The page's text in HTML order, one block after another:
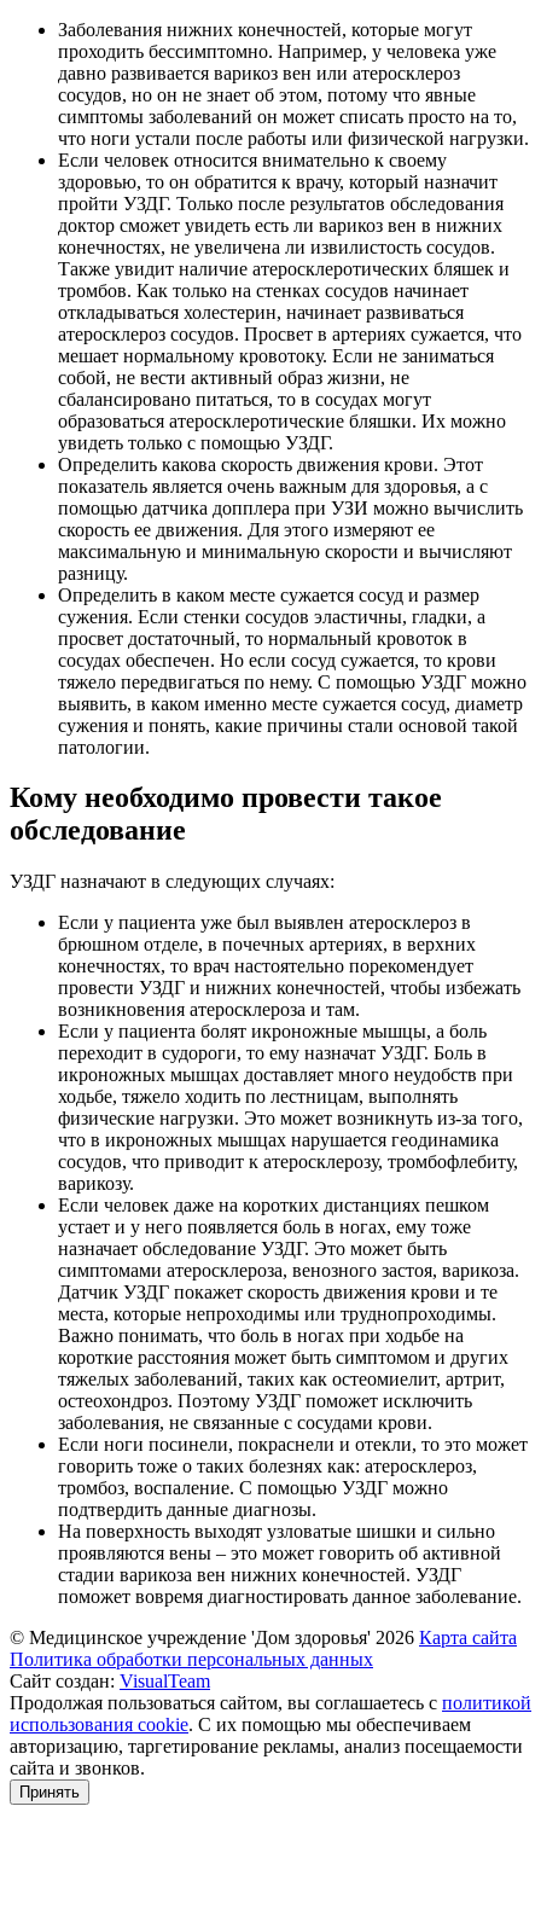
Заболевания нижних конечностей, которые могут
проходить бессимптомно. Например, у человека уже
давно развивается варикоз вен или атеросклероз
сосудов, но он не знает об этом, потому что явные
симптомы заболеваний он может списать просто на то,
что ноги устали после работы или физической нагрузки.
Если человек относится внимательно к своему
здоровью, то он обратится к врачу, который назначит
пройти УЗДГ. Только после результатов обследования
доктор сможет увидеть есть ли варикоз вен в нижних
конечностях, не увеличена ли извилистость сосудов.
Также увидит наличие атеросклеротических бляшек и
тромбов. Как только на стенках сосудов начинает
откладываться холестерин, начинает развиваться
атеросклероз сосудов. Просвет в артериях сужается, что
мешает нормальному кровотоку. Если не заниматься
собой, не вести активный образ жизни, не
сбалансировано питаться, то в сосудах могут
образоваться атеросклеротические бляшки. Их можно
увидеть только с помощью УЗДГ.
Определить какова скорость движения крови. Этот
показатель является очень важным для здоровья, а с
помощью датчика допплера при УЗИ можно вычислить
скорость ее движения. Для этого измеряют ее
максимальную и минимальную скорости и вычисляют
разницу.
Определить в каком месте сужается сосуд и размер
сужения. Если стенки сосудов эластичны, гладки, а
просвет достаточный, то нормальный кровоток в
сосудах обеспечен. Но если сосуд сужается, то крови
тяжело передвигаться по нему. С помощью УЗДГ можно
выявить, в каком именно месте сужается сосуд, диаметр
сужения и понять, какие причины стали основой такой
патологии.
Кому необходимо провести такое
обследование
УЗДГ назначают в следующих случаях:
Если у пациента уже был выявлен атеросклероз в
брюшном отделе, в почечных артериях, в верхних
конечностях, то врач настоятельно порекомендует
провести УЗДГ и нижних конечностей, чтобы избежать
возникновения атеросклероза и там.
Если у пациента болят икроножные мышцы, а боль
переходит в судороги, то ему назначат УЗДГ. Боль в
икроножных мышцах доставляет много неудобств при
ходьбе, тяжело ходить по лестницам, выполнять
физические нагрузки. Это может возникнуть из-за того,
что в икроножных мышцах нарушается геодинамика
сосудов, что приводит к атеросклерозу, тромбофлебиту,
варикозу.
Если человек даже на коротких дистанциях пешком
устает и у него появляется боль в ногах, ему тоже
назначает обследование УЗДГ. Это может быть
симптомами атеросклероза, венозного застоя, варикоза.
Датчик УЗДГ покажет скорость движения крови и те
места, которые непроходимы или труднопроходимы.
Важно понимать, что боль в ногах при ходьбе на
короткие расстояния может быть симптомом и других
тяжелых заболеваний, таких как остеомиелит, артрит,
остеохондроз. Поэтому УЗДГ поможет исключить
заболевания, не связанные с сосудами крови.
Если ноги посинели, покраснели и отекли, то это может
говорить тоже о таких болезнях как: атеросклероз,
тромбоз, воспаление. С помощью УЗДГ можно
подтвердить данные диагнозы.
На поверхность выходят узловатые шишки и сильно
проявляются вены – это может говорить об активной
стадии варикоза вен нижних конечностей. УЗДГ
поможет вовремя диагностировать данное заболевание.
© Медицинское учреждение 'Дом здоровья' 2026 Карта сайта
Политика обработки персональных данных
Сайт создан: VisualTeam
Продолжая пользоваться сайтом, вы соглашаетесь с политикой
использования cookie. С их помощью мы обеспечиваем
авторизацию, таргетирование рекламы, анализ посещаемости
сайта и звонков.
Принять